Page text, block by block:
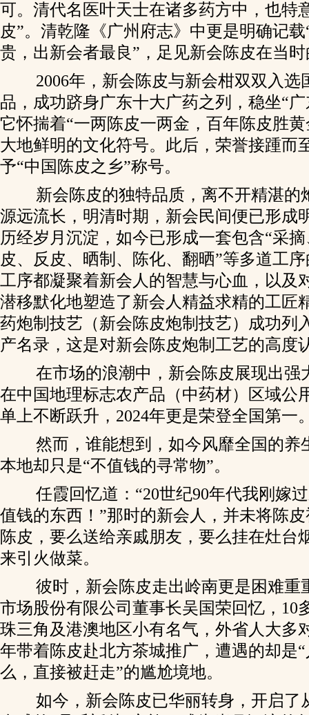
可。清代名医叶天士在诸多药方中，也特
皮”。清乾隆《广州府志》中更是明确记
贵，出新会者最良”，足见新会陈皮在当
2006年，新会陈皮与新会柑双双入选
品，成功跻身广东十大广药之列，稳坐“
它怀揣着“一两陈皮一两金，百年陈皮胜
大地鲜明的文化符号。此后，荣誉接踵而
予“中国陈皮之乡”称号。
新会陈皮的独特品质，离不开精湛的
源远流长，明清时期，新会民间便已形成
历经岁月沉淀，如今已形成一套包含“采
皮、反皮、晒制、陈化、翻晒”等多道工
工序都凝聚着新会人的智慧与心血，以及
潜移默化地塑造了新会人精益求精的工匠
药炮制技艺（新会陈皮炮制技艺）成功列
产名录，这是对新会陈皮炮制工艺的高度
在市场的浪潮中，新会陈皮展现出强
在中国地理标志农产品（中药材）区域公
单上不断跃升，2024年更是荣登全国第一
然而，谁能想到，如今风靡全国的养
本地却只是“不值钱的寻常物”。
任霞回忆道：“20世纪90年代我刚嫁
值钱的东西！”那时的新会人，并未将陈
陈皮，要么送给亲戚朋友，要么挂在灶台
来引火做菜。
彼时，新会陈皮走出岭南更是困难重
市场股份有限公司董事长吴国荣回忆，10
珠三角及港澳地区小有名气，外省人大多
年带着陈皮赴北方茶城推广，遭遇的却是
么，直接被赶走”的尴尬境地。
如今，新会陈皮已华丽转身，开启了